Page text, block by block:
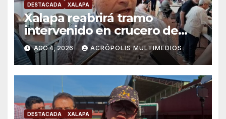
DESTACADA XALAPA
Xalapa reabrirá tramo
intervenido en crucero de
Manuel C. Tello esta semana
AGO 4, 2026 ACRÓPOLIS MULTIMEDIOS
DESTACADA XALAPA